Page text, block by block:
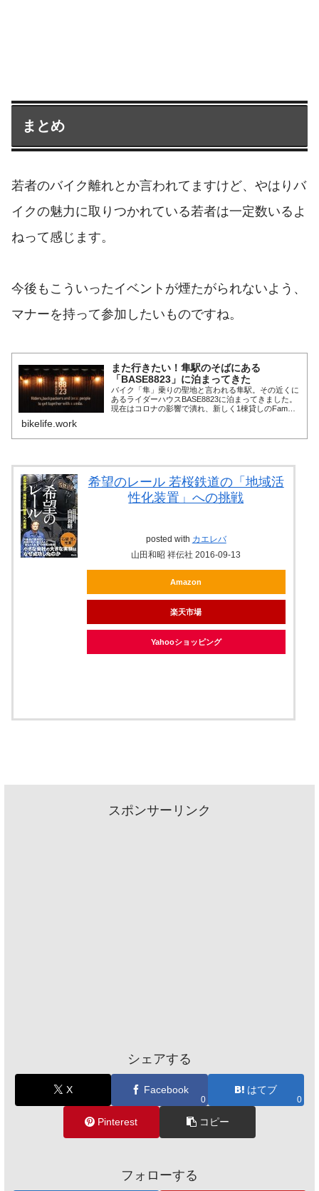
まとめ
若者のバイク離れとか言われてますけど、やはりバ
イクの魅力に取りつかれている若者は一定数いるよ
ねって感じます。
今後もこういったイベントが煙たがられないよう、
マナーを持って参加したいものですね。
また行きたい！隼駅のそばにある
「BASE8823」に泊まってきた
バイク「隼」乗りの聖地と言われる隼駅。その近くに
あるライダーハウスBASE8823に泊まってきました。
現在はコロナの影響で潰れ、新しく1棟貸しのFamに
bikelife.work
希望のレール 若桜鉄道の「地域活
性化装置」への挑戦
posted with カエレバ
山田和昭 祥伝社 2016-09-13
Amazon
楽天市場
Yahooショッピング
スポンサーリンク
シェアする
X Facebook
0
はてブ
0
Pinterest コピー
フォローする